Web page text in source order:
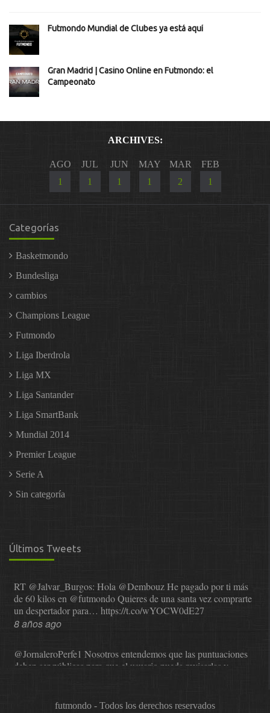
Futmondo Mundial de Clubes ya está aquí
Gran Madrid | Casino Online en Futmondo: el
Campeonato
ARCHIVES:
AGO
1
JUL
1
JUN
1
MAY
1
MAR
2
FEB
1
Categorías
Basketmondo
Bundesliga
cambios
Champions League
Futmondo
Liga Iberdrola
Liga MX
Liga Santander
Liga SmartBank
Mundial 2014
Premier League
Serie A
Sin categoría
Últimos Tweets
RT @Jalvar_Burgos: Hola @DembouzHe pagado por ti más
de 60 kilos en @futmondoQuieres de una santa vez comprarte
un despertador para… https://t.co/wYOCW0dE27
8 años ago
@JornaleroPerfe1 Nosotros entendemos que las puntuaciones
deben ser públicas para que el usuario pueda revisarlas y…
futmondo - Todos los derechos reservados